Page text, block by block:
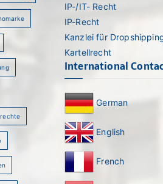
IP-/IT- Recht
IP-Recht
Kanzlei für
Kartellrecht
International
German
English
French